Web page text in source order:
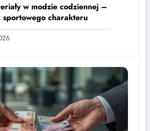
w modzie codziennej –
charakteru